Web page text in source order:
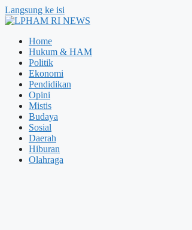
Langsung ke isi
Home
Hukum & HAM
Politik
Ekonomi
Pendidikan
Opini
Mistis
Budaya
Sosial
Daerah
Hiburan
Olahraga